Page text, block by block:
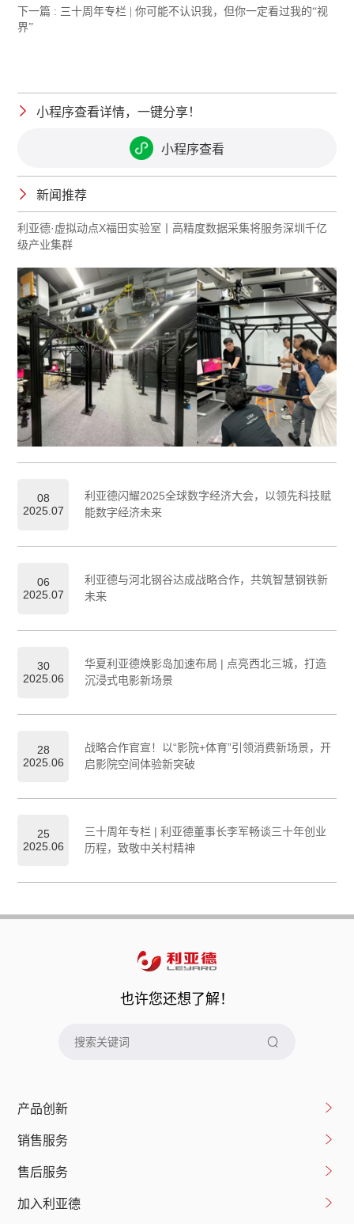
下一篇 : 三十周年专栏 | 你可能不认识我，但你一定看过我的“视
界”
小程序查看详情，一键分享！
小程序查看
新闻推荐
利亚德·虚拟动点X福田实验室丨高精度数据采集将服务深圳千亿
级产业集群
08
2025.07
利亚德闪耀2025全球数字经济大会，以领先科技赋
能数字经济未来
06
2025.07
利亚德与河北钢谷达成战略合作，共筑智慧钢铁新
未来
30
2025.06
华夏利亚德焕影岛加速布局 | 点亮西北三城，打造
沉浸式电影新场景
28
2025.06
战略合作官宣！以“影院+体育”引领消费新场景，开
启影院空间体验新突破
25
2025.06
三十周年专栏 | 利亚德董事长李军畅谈三十年创业
历程，致敬中关村精神
也许您还想了解！
产品创新
销售服务
售后服务
加入利亚德